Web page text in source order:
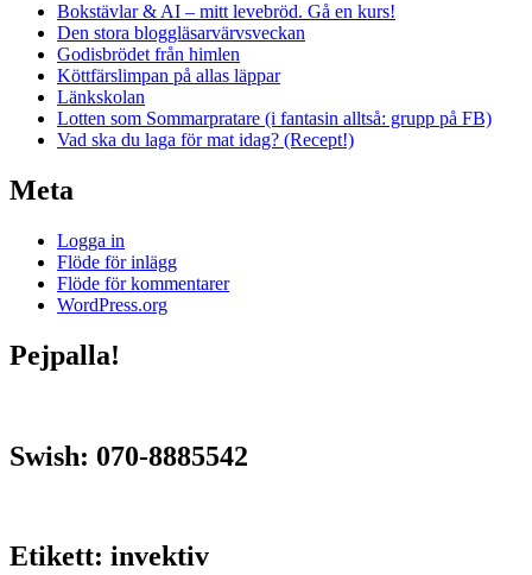
Bokstävlar & AI – mitt levebröd. Gå en kurs!
Den stora bloggläsarvärvsveckan
Godisbrödet från himlen
Köttfärslimpan på allas läppar
Länkskolan
Lotten som Sommarpratare (i fantasin alltså: grupp på FB)
Vad ska du laga för mat idag? (Recept!)
Meta
Logga in
Flöde för inlägg
Flöde för kommentarer
WordPress.org
Pejpalla!
Swish: 070-8885542
Etikett: invektiv